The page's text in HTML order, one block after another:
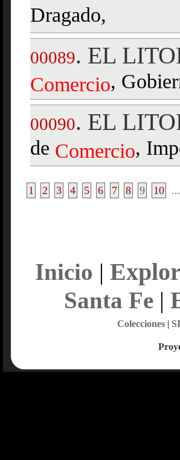
Dragado,
00089. EL
Comercio,
00090. EL
de Comercio,
1 2 3 4 5 6 7 8 9 10 ...
Inicio |
Santa Fe|
Colecciones|